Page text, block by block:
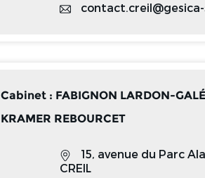
contact.creil@gesica-
Cabinet : FABIGNON LARDON-
KRAMER REBOURCET
15, avenue du Parc
CREIL